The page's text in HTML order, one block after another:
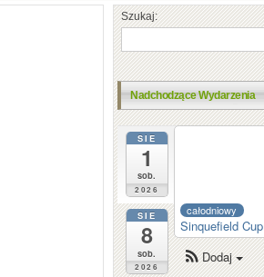
Szukaj:
Nadchodzące Wydarzenia
SIE
1
sob.
2026
SIE
8
sob.
2026
całodniowy
Sinquefield Cup
Dodaj